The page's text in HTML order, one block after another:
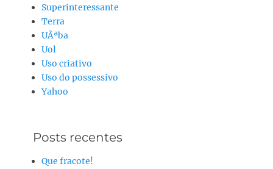
Superinteressante
Terra
UÃªba
Uol
Uso criativo
Uso do possessivo
Yahoo
Posts recentes
Que fracote!